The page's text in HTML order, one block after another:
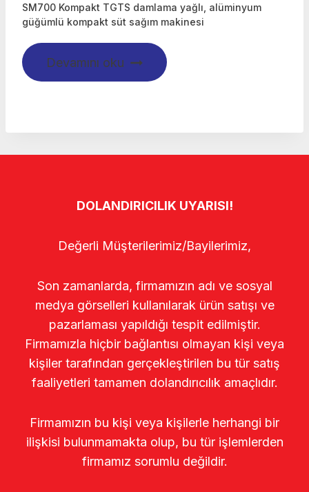
SM700 Kompakt TGTS damlama yağlı, alüminyum
güğümlü kompakt süt sağım makinesi
Devamını oku
DOLANDIRICILIK UYARISI!
Değerli Müşterilerimiz/Bayilerimiz,
Son zamanlarda, firmamızın adı ve sosyal
medya görselleri kullanılarak ürün satışı ve
pazarlaması yapıldığı tespit edilmiştir.
Firmamızla hiçbir bağlantısı olmayan kişi veya
kişiler tarafından gerçekleştirilen bu tür satış
faaliyetleri tamamen dolandırıcılık amaçlıdır.
Firmamızın bu kişi veya kişilerle herhangi bir
ilişkisi bulunmamakta olup, bu tür işlemlerden
firmamız sorumlu değildir.